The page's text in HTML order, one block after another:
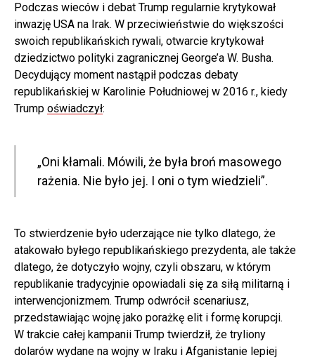
Podczas wieców i debat Trump regularnie krytykował
inwazję USA na Irak. W przeciwieństwie do większości
swoich republikańskich rywali, otwarcie krytykował
dziedzictwo polityki zagranicznej George’a W. Busha.
Decydujący moment nastąpił podczas debaty
republikańskiej w Karolinie Południowej w 2016 r., kiedy
Trump oświadczył:
„Oni kłamali. Mówili, że była broń masowego
rażenia. Nie było jej. I oni o tym wiedzieli”.
To stwierdzenie było uderzające nie tylko dlatego, że
atakowało byłego republikańskiego prezydenta, ale także
dlatego, że dotyczyło wojny, czyli obszaru, w którym
republikanie tradycyjnie opowiadali się za siłą militarną i
interwencjonizmem. Trump odwrócił scenariusz,
przedstawiając wojnę jako porażkę elit i formę korupcji.
W trakcie całej kampanii Trump twierdził, że tryliony
dolarów wydane na wojny w Iraku i Afganistanie lepiej